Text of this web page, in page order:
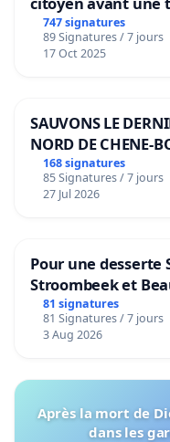
de notre territoire »
747 signatures
89 Signatures / 7 jours
17 Oct 2025
SAUVONS LE
NORD DE CHENE-
168 signatures
85 Signatures / 7 jours
27 Jul 2026
Pour une desserte
Stroombeek et
bediening van de
Voor
81 signatures
81 Signatures / 7 jours
3 Aug 2026
Après la mort de
dans les